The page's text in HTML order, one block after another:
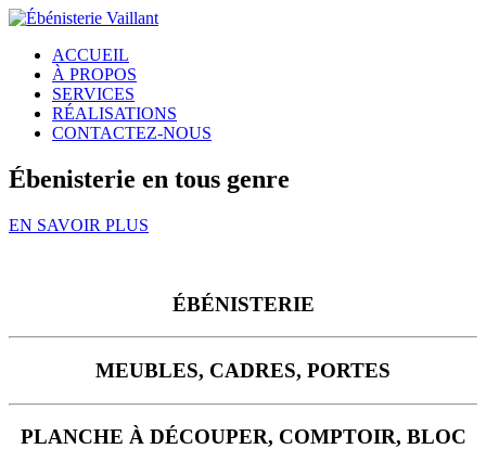
ACCUEIL
À PROPOS
SERVICES
RÉALISATIONS
CONTACTEZ-NOUS
Ébenisterie en tous genre
EN SAVOIR PLUS
ÉBÉNISTERIE
MEUBLES, CADRES, PORTES
PLANCHE À DÉCOUPER, COMPTOIR, BLOC